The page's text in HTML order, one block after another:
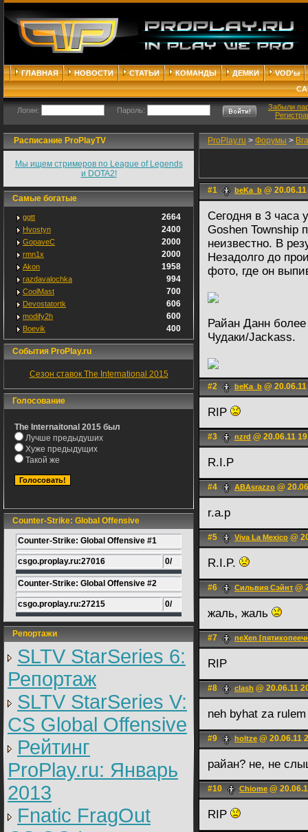
ГЛАВНАЯ НОВОСТИ СТАТЬИ КОМАНДЫ ДЕМКИ
VOD'ы
Логин: Пароль:
Забыли
Расписание ProPlayTV
Мы ищем стримеров по League of Legends
и DOTA2!
Самые богатые
ggtt 2664
Hvostyn 2400
GopaveC 2000
rmn1x 2000
Akon 1958
razdavalochka 994
CoolMast 700
Devostatortk 606
modify2h 600
Boevik 400
События ProPlay.ru
Сезон ставок The International 2015
Голосование
The Internaitonal 2015 был
Лучше предыдуших
Хуже предыдущих
Такой же
Counter-Strike: Global Offensive
Counter-Strike: Global Offensive #1
csgo.proplay.ru:27016 0/
Counter-Strike: Global Offensive #2
csgo.proplay.ru:27215 0/
Репортажи
SLTV StarSeries 6:
Репортаж
SLTV StarSeries V:
CS Global Offensive
Рейтинг
ProPlay.ru: Январь
2013
Fnatic FragOut
ProPlay.ru > Форумы >
#1 beKa_b @
Сегодня в 3 часа
Goshen Township
неизвестно. В
Незадолго до
фото, где он
Райан Данн
Чудаки/Jackass.
#2 beKa_b @
RIP
#3 nzrd @ 20.06.11
R.I.P
#4 ABAsrazzo @
r.a.p
#5 Viva La Mexico @
R.I.P.
#6 Сильвия Сэйнт @
жаль, жаль
#7 neXen
RIP
#8 clash @ 20.06.11
neh byhat za rulem
#9 holtze @ 20.06.11
райан? не, не
#10 Chiome @
RIP